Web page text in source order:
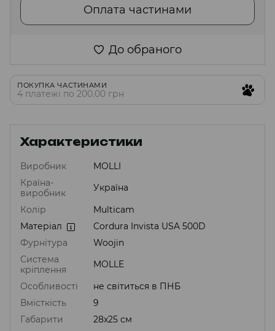
Оплата частинами
До обраного
ПОКУПКА ЧАСТИНАМИ
4 платежі по 200.00 грн
Характеристики
Виробник
MOLLI
Країна-
виробник
Україна
Колір
Multicam
Матеріал
Cordura Invista USA 500D
Фурнітура
Woojin
Система
кріплення
MOLLE
Особливості
не світиться в ПНБ
Вмісткість
9
Габарити
28х25 см